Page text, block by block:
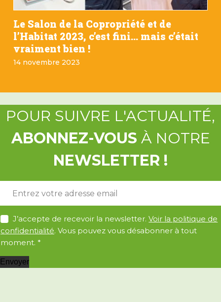
Le Salon de la Copropriété et de
l’Habitat 2023, c’est fini… mais c’était
vraiment bien !
14 novembre 2023
POUR SUIVRE L'ACTUALITÉ,
ABONNEZ-VOUS À NOTRE
NEWSLETTER !
m
a
i
l
A
c
c
r
J’accepte de recevoir la newsletter.Voir la politique de
confidentialité. Vous pouvez vous désabonner à tout
moment. *
Envoyer